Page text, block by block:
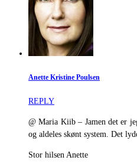
Anette Kristine Poulsen
REPLY
@ Maria Kiib – Jamen det er
og aldeles skønt system. Det
Stor hilsen Anette